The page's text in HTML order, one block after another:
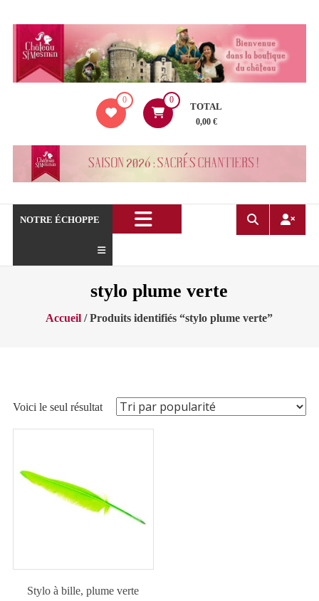
contenu
de
Mesmin
0 0
TOTAL
0,00 €
NOTRE ÉCHOPPE
stylo plume verte
Accueil / Produits identifiés “stylo plume verte”
Voici le seul résultat
Stylo à bille, plume verte